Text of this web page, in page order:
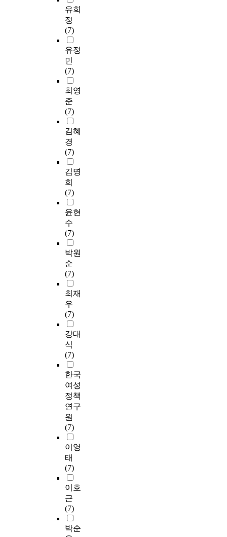
유희
정
(7)
유정
민
(7)
최영
준
(7)
김혜
경
(7)
김명
희
(7)
윤현
수
(7)
박원
순
(7)
최재
우
(7)
강대
식
(7)
한국
여성
정책
연구
원
(7)
이영
태
(7)
이호
근
(7)
박순